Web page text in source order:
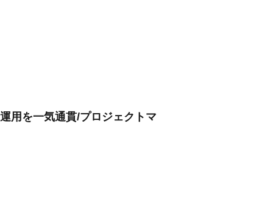
用を一気通貫/プロジェクトマ